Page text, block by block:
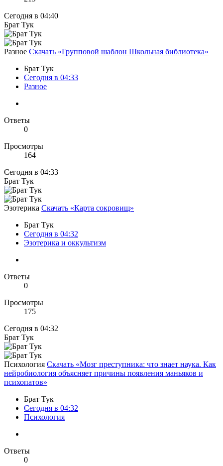
Сегодня в 04:40
Брат Тук
Разное Скачать «Групповой шаблон Школьная библиотека»
Брат Тук
Сегодня в 04:33
Разное
Ответы
0
Просмотры
164
Сегодня в 04:33
Брат Тук
Эзотерика Скачать «Карта сокровищ»
Брат Тук
Сегодня в 04:32
Эзотерика и оккультизм
Ответы
0
Просмотры
175
Сегодня в 04:32
Брат Тук
Психология Скачать «Мозг преступника: что знает наука. Как
нейробиология объясняет причины появления маньяков и
психопатов»
Брат Тук
Сегодня в 04:32
Психология
Ответы
0